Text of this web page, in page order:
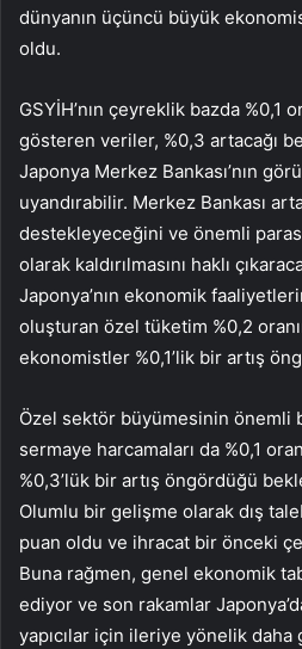
dünyanın üçüncü büyük
oldu.
GSYİH’nın çeyreklik bazda %0,1
gösteren veriler, %0,3 artacağı
Japonya Merkez Bankası’nın
uyandırabilir. Merkez Bankası
destekleyeceğini ve önemli
olarak kaldırılmasını haklı
Japonya’nın ekonomik
oluşturan özel tüketim %0,2
ekonomistler %0,1’lik bir artış
Özel sektör büyümesinin önemli
sermaye harcamaları da %0,1
%0,3’lük bir artış öngördüğü
Olumlu bir gelişme olarak dış
puan oldu ve ihracat bir önceki
Buna rağmen, genel ekonomik
ediyor ve son rakamlar
yapıcılar için ileriye yönelik